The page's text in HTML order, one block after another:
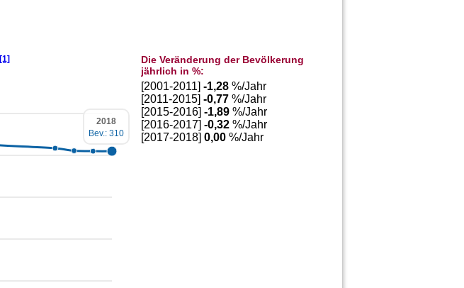
[1]
2018
Bev.: 310
Die Veränderung der Bevölkerung
jährlich in %:
[2001-2011]-1,28 %/Jahr
[2011-2015]-0,77 %/Jahr
[2015-2016]-1,89 %/Jahr
[2016-2017]-0,32 %/Jahr
[2017-2018]0,00 %/Jahr